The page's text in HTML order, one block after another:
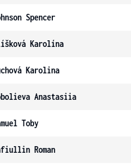
Spencer
Karolína
Karolina
Anastasiia
Toby
Roman